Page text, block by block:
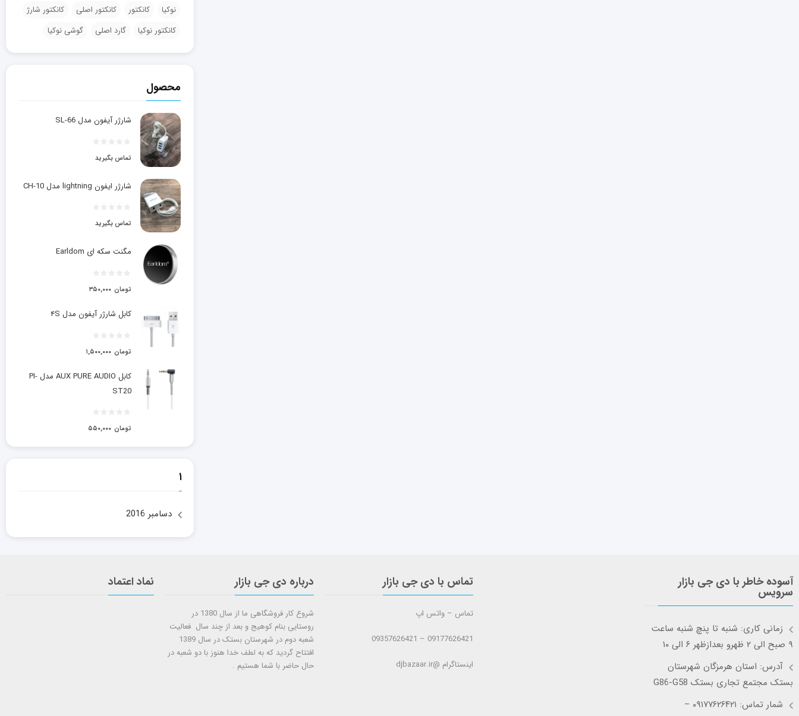
نوکیا
کانکتور کانکتور اصلی
کانکتور شارژ
کانکتور نوکیا
گارد اصلی گوشی نوکیا
محصول
شارژر آیفون مدل SL-66
تماس بگیرید
شارژر ایفون lightning مدل CH-10
تماس بگیرید
مگنت سکه ای Earldom
۳۵۰,۰۰۰ تومان
کابل شارژر آیفون مدل ۴S
۱,۵۰۰,۰۰۰ تومان
کابل AUX PURE AUDIO مدل PI-
ST20
۵۵۰,۰۰۰ تومان
۱
دسامبر 2016
آسوده خاطر با دی جی بازار
سرویس
زمانی کاری: شنبه تا پنچ شنبه ساعت
۹ صبح الی ۲ ظهرو بعدازظهر ۶ الی ۱۰
آدرس: استان هرمزگان شهرستان
بستک مجتمع تجاری بستک G86-G58
شمار تماس: ۰۹۱۷۷۶۲۶۴۲۱ –
تماس با دی جی بازار
تماس – واتس اپ
09177626421 – 09357626421
اینستاگرام @djbazaar.ir
درباره دی جی بازار
شروع کار فروشگاهی ما از سال 1380 در
روستایی بنام کوهیج و بعد از چند سال فعالیت
شعبه دوم در شهرستان بستک در سال 1389
افتتاح گردید که به لطف خدا هنوز با دو شعبه در
حال حاضر با شما هستيم .
نماد اعتماد